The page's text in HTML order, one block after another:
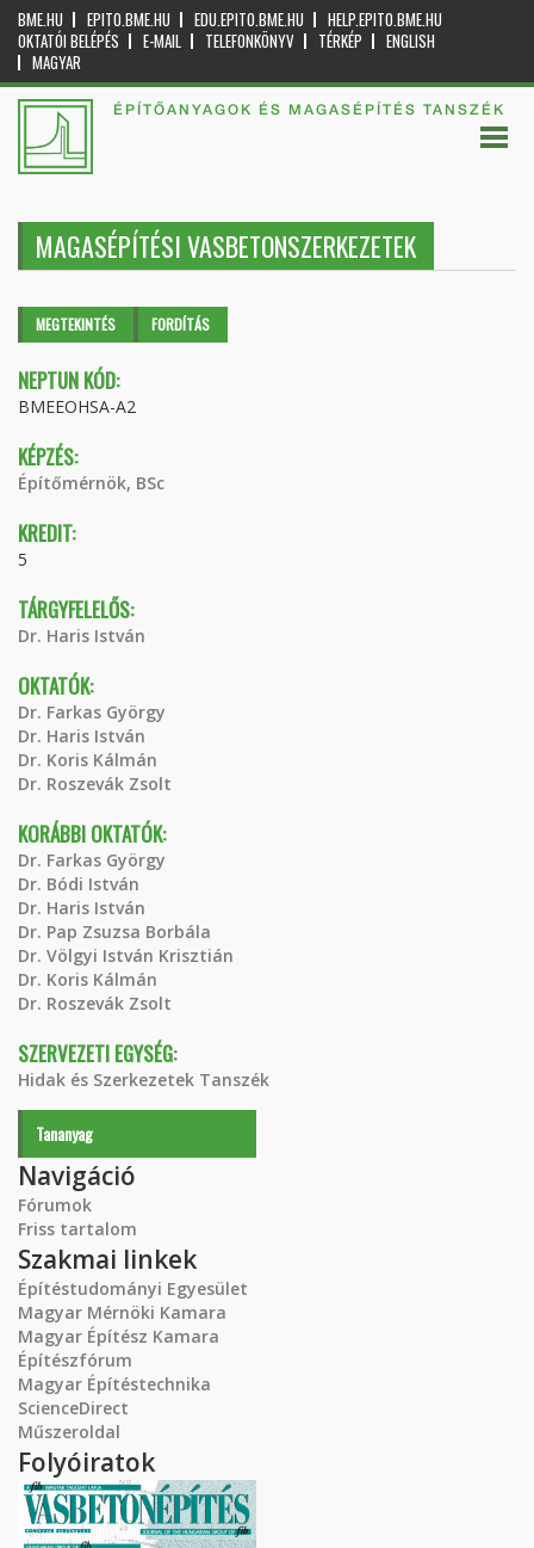
BME.HU EPITO.BME.HU EDU.EPITO.BME.HU
HELP.EPITO.BME.HU
OKTATÓI BELÉPÉS
E-MAIL TELEFONKÖNYV TÉRKÉP
ENGLISH
MAGYAR
ÉPÍTŐANYAGOK ÉS MAGASÉPÍTÉS TANSZÉK
MAGASÉPÍTÉSI VASBETONSZERKEZETEK
Elsődleges fülek
MEGTEKINTÉS (AKTÍVFORDÍTÁS
NEPTUN KÓD:
BMEEOHSA-A2
KÉPZÉS:
Építőmérnök, BSc
KREDIT:
5
TÁRGYFELELŐS:
Dr. Haris István
OKTATÓK:
Dr. Farkas György
Dr. Haris István
Dr. Koris Kálmán
Dr. Roszevák Zsolt
KORÁBBI OKTATÓK:
Dr. Farkas György
Dr. Bódi István
Dr. Haris István
Dr. Pap Zsuzsa Borbála
Dr. Völgyi István Krisztián
Dr. Koris Kálmán
Dr. Roszevák Zsolt
SZERVEZETI EGYSÉG:
Hidak és Szerkezetek Tanszék
Tananyag
Navigáció
Fórumok
Friss tartalom
Szakmai linkek
Építéstudományi Egyesület
Magyar Mérnöki Kamara
Magyar Építész Kamara
Építészfórum
Magyar Építéstechnika
ScienceDirect
Műszeroldal
Folyóiratok